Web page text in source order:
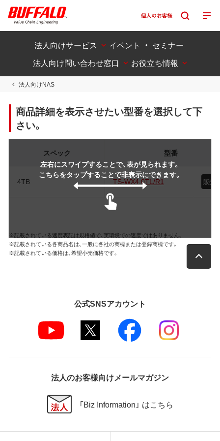
法人向けサービス
イベント ・ セミナー
法人向け問い合わせ窓口
お役立ち情報
法人向けNAS
商品詳細を表示させたい型番を選択して下
さい。
左右にスワイプすることで、表が見られます。
こちらをタップすることで非表示にできます。
スペック 型番
4TB TS-WX4.0TL/R1 販売
※記載されている速度表記は規格値で、実環境での速度ではありません。
※記載されている各商品名は、一般に各社の商標または登録商標です。
※記載されている価格は、希望小売価格です。
公式SNSアカウント
法人のお客様向けメールマガジン
「Biz Information」 はこちら